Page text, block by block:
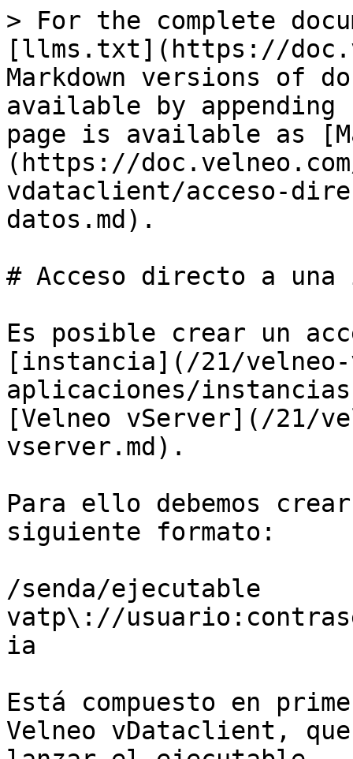
> For the complete
[llms.txt](https://
Markdown versions of
available by
page is available as
(https://
vdataclient/acceso-
datos.md).
# Acceso directo a
Es posible crear un
[instancia](/21/velneo-
aplicaciones/
[Velneo vServer](/21/
vserver.md).
Para ello debemos
siguiente formato:
/senda/ejecutable
vatp\://
ia
Está compuesto en
Velneo vDataclient,